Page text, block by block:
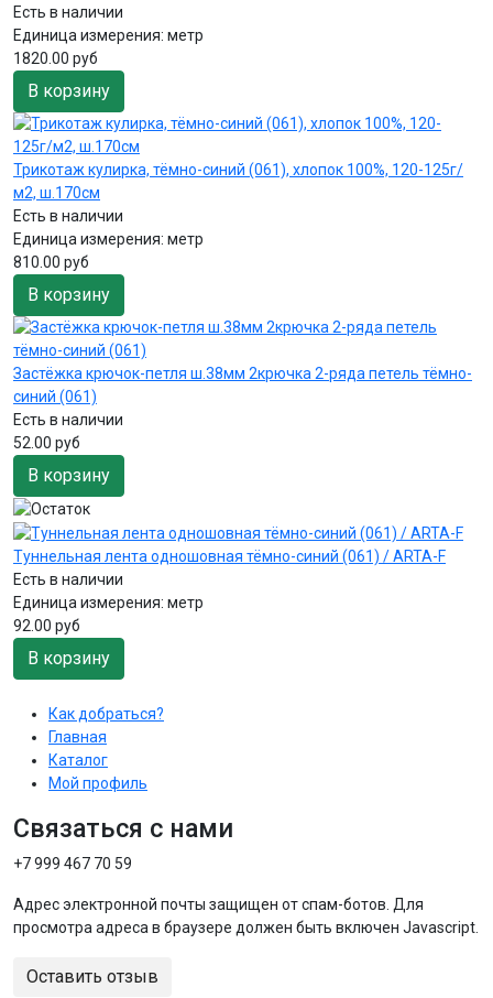
Есть в наличии
Единица измерения: метр
1820.00 руб
В корзину
Трикотаж кулирка, тёмно-синий (061), хлопок 100%, 120-125г/
м2, ш.170см
Есть в наличии
Единица измерения: метр
810.00 руб
В корзину
Застёжка крючок-петля ш.38мм 2крючка 2-ряда петель тёмно-
синий (061)
Есть в наличии
52.00 руб
В корзину
Туннельная лента одношовная тёмно-синий (061) / ARTA-F
Есть в наличии
Единица измерения: метр
92.00 руб
В корзину
Как добраться?
Главная
Каталог
Мой профиль
Связаться с нами
+7 999 467 70 59
Адрес электронной почты защищен от спам-ботов. Для
просмотра адреса в браузере должен быть включен Javascript.
Оставить отзыв